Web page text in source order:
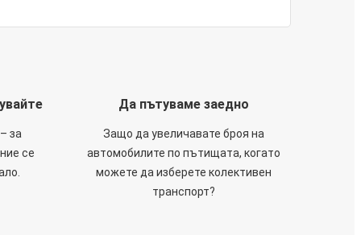
за
се
Да пътуваме заедно
Защо да увеличавате броя на
автомобилите по пътищата, когато
можете да изберете колективен
транспорт?